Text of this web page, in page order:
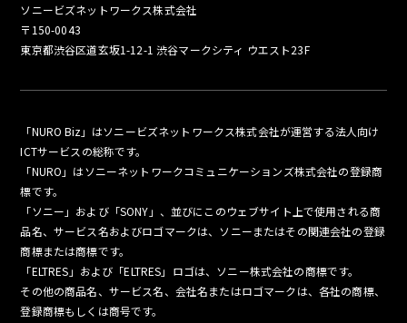
ソニービズネットワークス株式会社
〒150-0043
東京都渋谷区道玄坂1-12-1 渋谷マークシティ ウエスト23F
「NURO Biz」はソニービズネットワークス株式会社が運営する法人向け
ICTサービスの総称です。
「NURO」はソニーネットワークコミュニケーションズ株式会社の登録商
標です。
「ソニー」および「SONY」、並びにこのウェブサイト上で使用される商
品名、サービス名およびロゴマークは、ソニーまたはその関連会社の登録
商標または商標です。
「ELTRES」および「ELTRES」ロゴは、ソニー株式会社の商標です。
その他の商品名、サービス名、会社名またはロゴマークは、各社の商標、
登録商標もしくは商号です。